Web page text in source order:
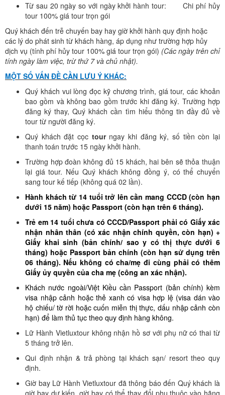
Từ sau 20 ngày so với ngày khởi hành tour: Chi phí hủy
tour 100% giá tour trọn gói
Quý khách đến trễ chuyến bay hay giờ khởi hành quy định hoặc
các lý do phát sinh từ khách hàng, áp dụng như trường hợp hủy
dịch vụ (tính phí hủy tour 100% giá tour trọn gói) (Các ngày trên chỉ
tính ngày làm việc, trừ thứ 7 và chủ nhật).
MỘT SỐ VẤN ĐỀ CẦN LƯU Ý KHÁC:
Quý khách vui lòng đọc kỹ chương trình, giá tour, các khoản
bao gồm và không bao gồm trước khi đăng ký. Trường hợp
đăng ký thay, Quý khách cần tìm hiểu thông tin đầy đủ về
tour từ người đăng ký.
Quý khách đặt cọc tourngay khi đăng ký, số tiền còn lại
thanh toán trước 15 ngày khởi hành.
Trường hợp đoàn không đủ 15 khách, hai bên sẽ thỏa thuận
lại giá tour. Nếu Quý khách không đồng ý, có thể chuyển
sang tour kế tiếp (không quá 02 lần).
Hành khách từ 14 tuổi trở lên cần mang CCCD (còn hạn
dưới 15 năm) hoặc Passport (còn hạn trên 6 tháng).
Trẻ em 14 tuổi chưa có CCCD/Passport phải có Giấy xác
nhận nhân thân (có xác nhận chính quyền, còn hạn) +
Giấy khai sinh (bản chính/ sao y có thị thực dưới 6
tháng) hoặc Passport bản chính (còn hạn sử dụng trên
06 tháng). Nếu không có cha/mẹ đi cùng phải có thêm
Giấy ủy quyền của cha mẹ (công an xác nhận).
Khách nước ngoài/Việt Kiều cần Passport (bản chính) kèm
visa nhập cảnh hoặc thẻ xanh có visa hợp lệ (visa dán vào
hộ chiếu/ tờ rời hoặc cuốn miễn thị thực, dấu nhập cảnh còn
hạn) để làm thủ tục theo quy định hàng không.
Lữ Hành Vietluxtour không nhận hồ sơ với phụ nữ có thai từ
5 tháng trở lên.
Qui định nhận & trả phòng tại khách sạn/ resort theo quy
định.
Giờ bay Lữ Hành Vietluxtour đã thông báo đến Quý khách là
giờ bay dự kiến, giờ bay có thể thay đổi phụ thuộc vào hãng